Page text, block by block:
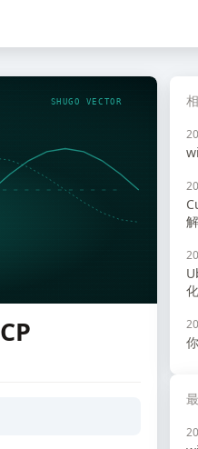
SHUGO VECTOR
化